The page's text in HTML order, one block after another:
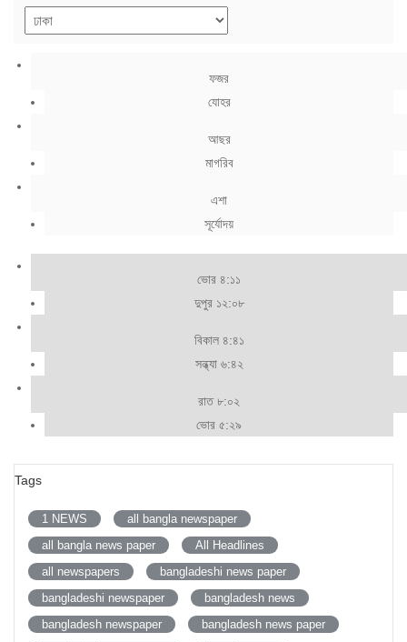
ফজর
যোহর
আছর
মাগরিব
এশা
সূর্যোদয়
ভোর ৪:১১
দুপুর ১২:০৮
বিকাল ৪:৪১
সন্ধ্যা ৬:৪২
রাত ৮:০২
ভোর ৫:২৯
Tags
1 NEWS
all bangla newspaper
all bangla news paper
All Headlines
all newspapers
bangladeshi news paper
bangladeshi newspaper
bangladesh news
bangladesh newspaper
bangladesh news paper